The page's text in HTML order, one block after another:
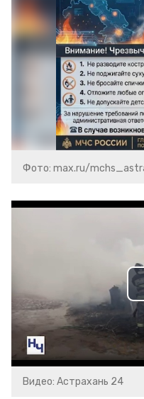
Фото: max.ru/
Видео: Астрахань 24